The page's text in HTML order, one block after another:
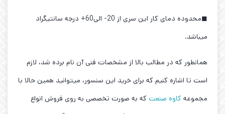
◼محدوده دمای کار این سری از 20- الی60+ درجه سانتیگراد
میباشد.
همانطور که در مطالب بالا از مشخصات فنی آن نام برده شد، لازم
است تا اشاره کنیم که برای خرید این سنسور، میتوانید همین حالا با
مجموعه کاوه صنعت که به صورت تخصصی به روی فروش انواع